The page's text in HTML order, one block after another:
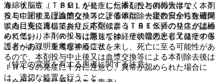
海綿状脳症（ＴＳＥ）がヒトに伝播したとの報告はなく、Ｔ
ＳＥに関する理論的なリスク評価値は、一定の安全性を確保
する目安に達しており、本剤によるＴＳＥ伝播のリスクは極
めて低い。本剤の投与に際しては、その旨の患者又はその保
護者への説明を考慮すること。
（特定の背景を有する患者に関する注意）
８．１．５． ＰＭＬを発症した本剤投与例の大半で、本剤
投与中止後又は血漿交換等による本剤除去後数日から数週間
以内に免疫再構築炎症反応症候群（ＩＲＩＳ）の発症が認め
られており、ＩＲＩＳは急速な神経症状増悪として発症する
ことがあり、重篤な神経症状を来し、死亡に至る可能性があ
るので、本剤投与中止後又は血漿交換等による本剤除去後は
ＩＲＩＳの発症に十分に注意し、異常が認められた場合に
は、適切な処置を行うこと。